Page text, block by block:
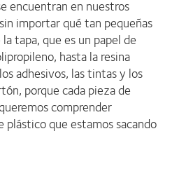
encuentran en nuestros
importar qué tan pequeñas
tapa, que es un papel de
hasta la resina
adhesivos, las tintas y los
porque cada pieza de
comprender
que estamos sacando